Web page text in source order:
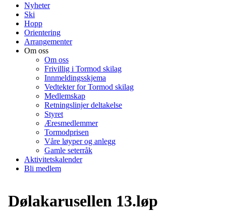
Nyheter
Ski
Hopp
Orientering
Arrangementer
Om oss
Om oss
Frivillig i Tormod skilag
Innmeldingsskjema
Vedtekter for Tormod skilag
Medlemskap
Retningslinjer deltakelse
Styret
Æresmedlemmer
Tormodprisen
Våre løyper og anlegg
Gamle seterråk
Aktivitetskalender
Bli medlem
Dølakarusellen 13.løp